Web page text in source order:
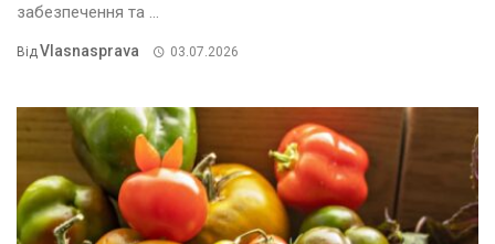
забезпечення та ...
ВідVlasnasprava 03.07.2026